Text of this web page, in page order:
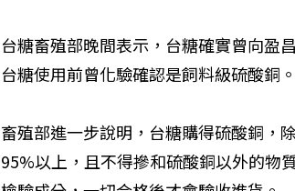
台糖畜殖部晚間表示，台糖確實曾向盈
台糖使用前曾化驗確認是飼料級硫酸銅。
畜殖部進一步說明，台糖購得硫酸銅，
95%以上，且不得摻和硫酸銅以外的物